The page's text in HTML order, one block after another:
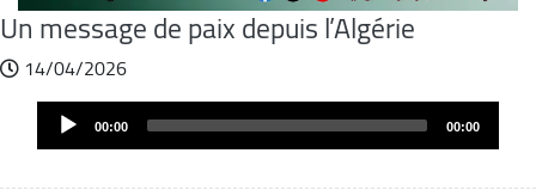
Un message de paix depuis l’Algérie
14/04/2026
Fichier
Audio
Player 00:00 00:00